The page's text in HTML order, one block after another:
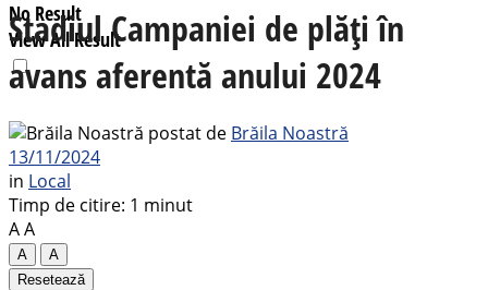
No Result
View All Result
Stadiul Campaniei de plăți în
avans aferentă anului 2024
postat de Brăila Noastră
13/11/2024
in Local
Timp de citire: 1 minut
AA
A
A
Resetează